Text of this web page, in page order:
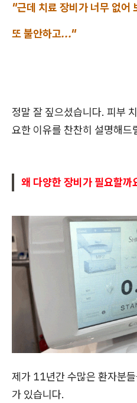
"근데 치료 장비가 너무 없어
또 불안하고..."
정말 잘 짚으셨습니다. 피부
요한 이유를 찬찬히 설명해
왜 다양한 장비가 필요할까
제가 11년간 수많은 환자분
가 있습니다.